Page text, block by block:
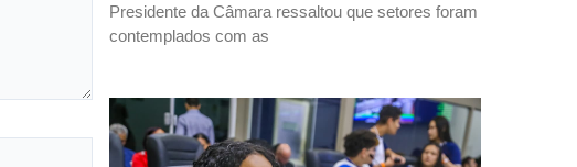
Presidente da Câmara ressaltou que setores foram
contemplados com as